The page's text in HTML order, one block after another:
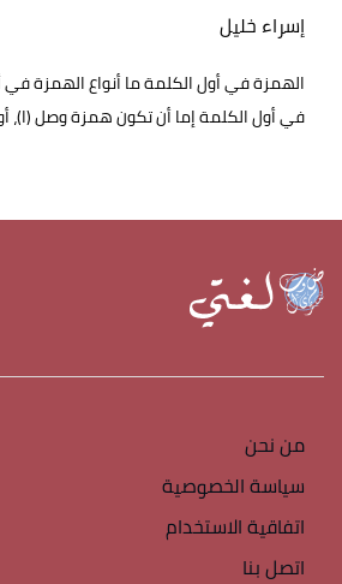
إسراء خليل
الهمزة في أول الكلمة ما أنواع الهمزة
في أول الكلمة إما أن تكون همزة وصل (ا)، أو
من نحن
سياسة الخصوصية
اتفاقية الاستخدام
اتصل بنا